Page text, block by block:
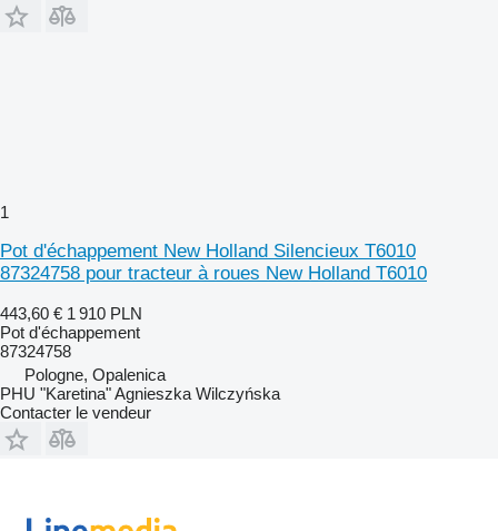
1
Pot d'échappement New Holland Silencieux T6010
87324758 pour tracteur à roues New Holland T6010
443,60 € 1 910 PLN
Pot d'échappement
87324758
Pologne, Opalenica
PHU "Karetina" Agnieszka Wilczyńska
Contacter le vendeur